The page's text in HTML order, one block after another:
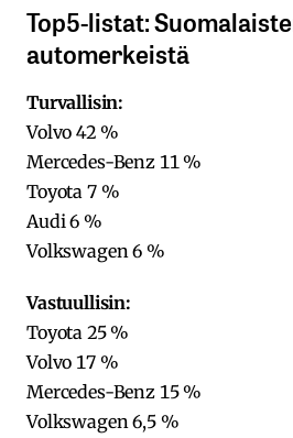
Top5-listat:
automerkeistä
Turvallisin:
Volvo 42 %
Mercedes-Benz 11 %
Toyota 7 %
Audi 6 %
Volkswagen 6 %
Vastuullisin:
Toyota 25 %
Volvo 17 %
Mercedes-Benz 15 %
Volkswagen 6,5 %